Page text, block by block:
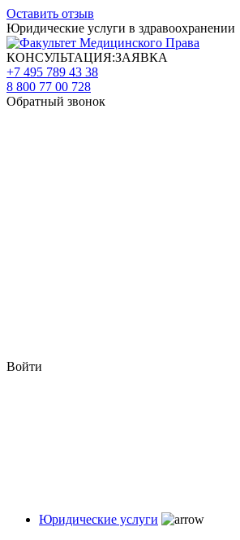
Оставить отзыв
Юридические услуги в здравоохранении
КОНСУЛЬТАЦИЯ:ЗАЯВКА
+7 495 789 43 38
8 800 77 00 728
Обратный звонок
Войти
Юридические услуги